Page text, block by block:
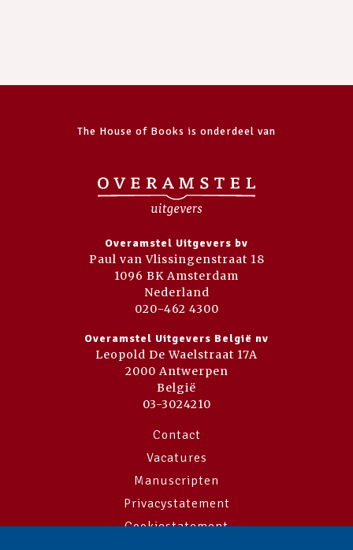
The House of Books is onderdeel van
Overamstel Uitgevers bv
Paul van Vlissingenstraat 18
1096 BK Amsterdam
Nederland
020-462 4300
Overamstel Uitgevers België nv
Leopold De Waelstraat 17A
2000 Antwerpen
België
03-3024210
Contact
Vacatures
Manuscripten
Privacystatement
Cookiestatement